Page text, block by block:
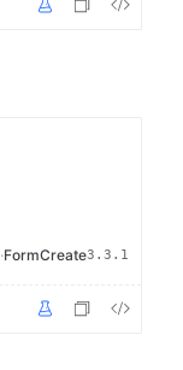
·FormCreate3.3.1